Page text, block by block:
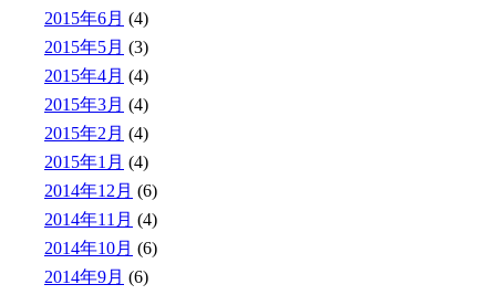
2015年6月 (4)
2015年5月 (3)
2015年4月 (4)
2015年3月 (4)
2015年2月 (4)
2015年1月 (4)
2014年12月 (6)
2014年11月 (4)
2014年10月 (6)
2014年9月 (6)